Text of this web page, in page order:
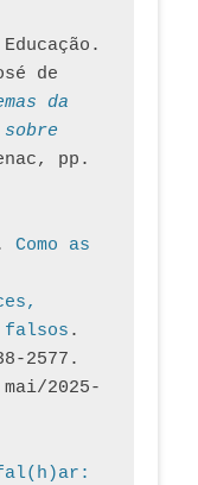
de
da
pp.
Como as
falsos
2577.
2025-